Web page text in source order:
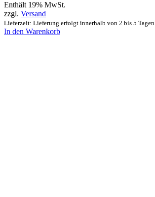
Enthält 19% MwSt.
zzgl. Versand
Lieferzeit: Lieferung erfolgt innerhalb von 2 bis 5 Tagen
In den Warenkorb